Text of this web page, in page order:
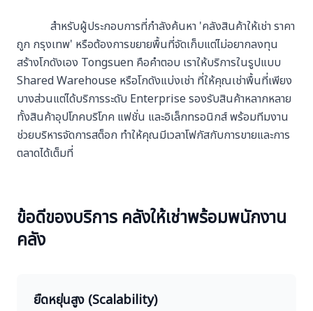
สำหรับผู้ประกอบการที่กำลังค้นหา 'คลังสินค้าให้เช่า ราคา
ถูก กรุงเทพ' หรือต้องการขยายพื้นที่จัดเก็บแต่ไม่อยากลงทุน
สร้างโกดังเอง Tongsuen คือคำตอบ เราให้บริการในรูปแบบ
Shared Warehouse หรือโกดังแบ่งเช่า ที่ให้คุณเช่าพื้นที่เพียง
บางส่วนแต่ได้บริการระดับ Enterprise รองรับสินค้าหลากหลาย
ทั้งสินค้าอุปโภคบริโภค แฟชั่น และอิเล็กทรอนิกส์ พร้อมทีมงาน
ช่วยบริหารจัดการสต็อก ทำให้คุณมีเวลาโฟกัสกับการขายและการ
ตลาดได้เต็มที่
ข้อดีของบริการ คลังให้เช่าพร้อมพนักงาน
คลัง
ยืดหยุ่นสูง (Scalability)